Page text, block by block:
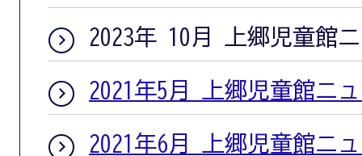
2023年 10月 上郷児童館
2021年5月 上郷児童館ニ
2021年6月 上郷児童館ニ